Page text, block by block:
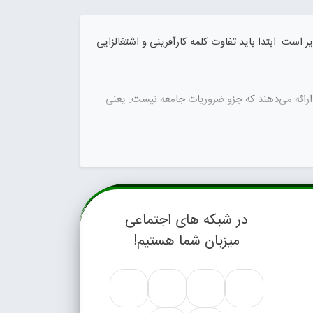
ابتدا باید تفاوت کلمه کارآفرینی و اشتغالزایی
ارائه می‌دهند که جزو ضروریات جامعه نیست. یعنی
دارد که سلامت جامعه را تضمین می‌کند.
کارآفرینی در حوزه قارچ را برای افراد و
آگاهی از دیگر
در شبکه های اجتماعی
میزبان شما هستیم!